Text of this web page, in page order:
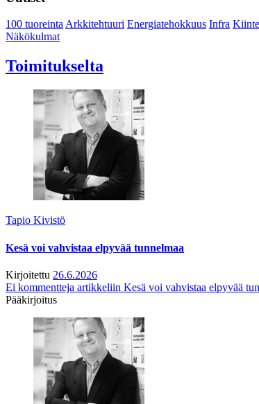
100 tuoreintaArkkitehtuuri Energiatehokkuus Infra
Näkökulmat
Toimitukselta
Tapio Kivistö
Kesä voi vahvistaa elpyvää tunnelmaa
Kirjoitettu 26.6.2026
Ei kommentteja artikkeliin Kesä voi vahvistaa elpyvää
Pääkirjoitus